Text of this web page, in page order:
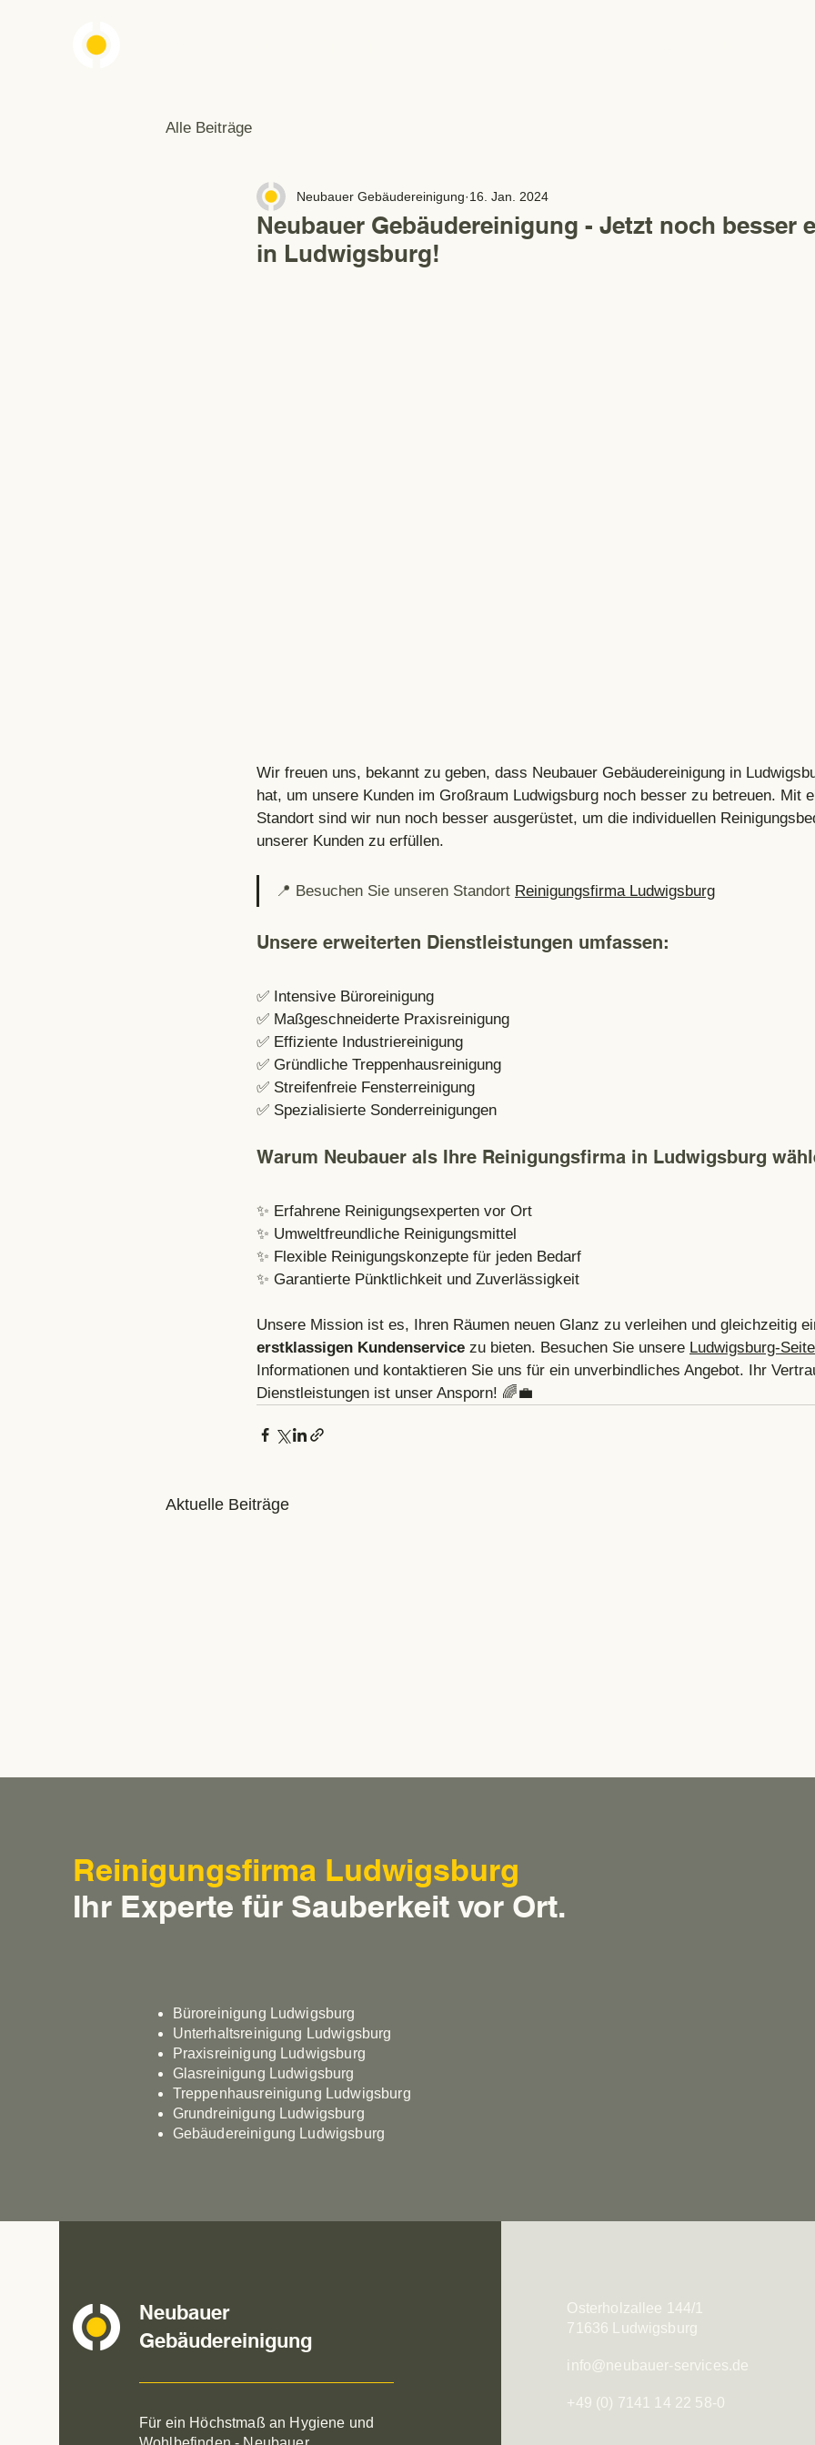
Alle Beiträge
Neubauer Gebäudereinigung - Jetzt noch besser
in Ludwigsburg!
Neubauer Gebäudereinigung 16. Jan. 2024
Wir freuen uns, bekannt zu geben, dass Neubauer Gebäudereinigung in
hat, um unsere Kunden im Großraum Ludwigsburg noch besser zu betreuen. Mit
Standort sind wir nun noch besser ausgerüstet, um die individuellen
unserer Kunden zu erfüllen.
📍 Besuchen Sie unseren Standort Reinigungsfirma Ludwigsburg
Unsere erweiterten Dienstleistungen umfassen:
✅ Intensive Büroreinigung
✅ Maßgeschneiderte Praxisreinigung
✅ Effiziente Industriereinigung
✅ Gründliche Treppenhausreinigung
✅ Streifenfreie Fensterreinigung
✅ Spezialisierte Sonderreinigungen
Warum Neubauer als Ihre Reinigungsfirma in Ludwigsburg
✨ Erfahrene Reinigungsexperten vor Ort
✨ Umweltfreundliche Reinigungsmittel
✨ Flexible Reinigungskonzepte für jeden Bedarf
✨ Garantierte Pünktlichkeit und Zuverlässigkeit
Unsere Mission ist es, Ihren Räumen neuen Glanz zu verleihen und gleichzeitig
erstklassigen Kundenservice zu bieten. Besuchen Sie unsere Ludwigsburg-Seite
Informationen und kontaktieren Sie uns für ein unverbindliches Angebot. Ihr
Dienstleistungen ist unser Ansporn! 🌈💼
Aktuelle Beiträge
Reinigungsfirma Ludwigsburg
Ihr Experte für Sauberkeit vor Ort.
Büroreinigung Ludwigsburg
Unterhaltsreinigung Ludwigsburg
Praxisreinigung Ludwigsburg
Glasreinigung Ludwigsburg
Treppenhausreinigung Ludwigsburg
Grundreinigung Ludwigsburg
Gebäudereinigung Ludwigsburg
Neubauer
Gebäudereinigung
Für ein Höchstmaß an Hygiene und
Osterholzallee 144/1
71636 Ludwigsburg
info@neubauer-services.de
+49 (0) 7141 14 22 58-0